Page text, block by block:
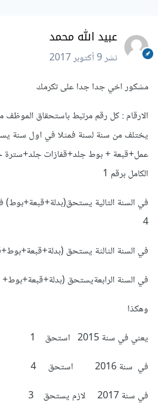
عبيد الله محمد
نشر9 أكتوبر 2017
مشكور اخي جدا جدا على تكرمك
الارقام : كل رقم مرتبط باستحقاق الموظف
يختلف من سنة لسنة فمثلا في اول سنة
عمل+قبعة + بوط جلد+قفازات جلد+سترة
الكامل برقم 1
في السنة التالية يستحق(بدلة+قبعة+بوط)
4
في السنة الثالثة يستحق
في السنة الرابعةيستحق (بدلة+قبعة+بوط+
وهكذا
يعني في سنة 2015 استحق 1
في سنة 2016 استحق 4
في سنة 2017 لازم يستحق 3